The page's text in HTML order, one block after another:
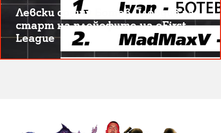
Левски срещу Ботев Пловдив за
старт на плейофите на eFirst
League